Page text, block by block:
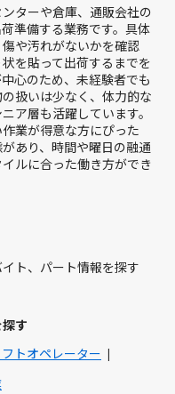
ターや倉庫、通販会社の
準備する業務です。具体
や汚れがないかを確認
を貼って出荷するまでを
心のため、未経験者でも
扱いは少なく、体力的な
ア層も活躍しています。
業が得意な方にぴった
あり、時間や曜日の融通
ルに合った働き方ができ
ト、パート情報を探す
す
トオペレーター